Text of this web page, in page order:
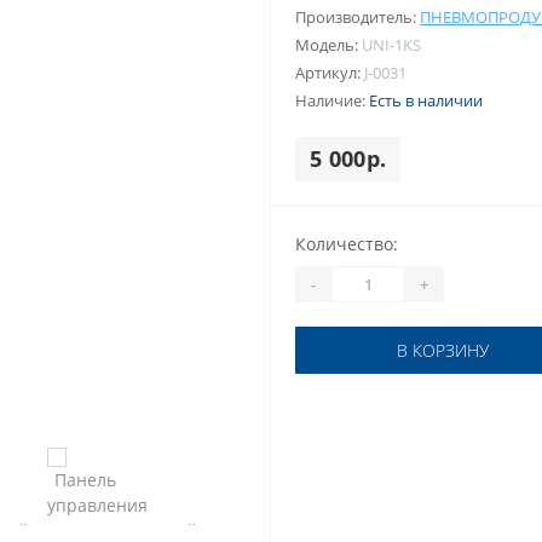
Производитель:
Модель: UNI-1KS
Артикул: J-0031
Наличие: Есть в наличии
5 000р.
Количество:
- +
В КОРЗИНУ